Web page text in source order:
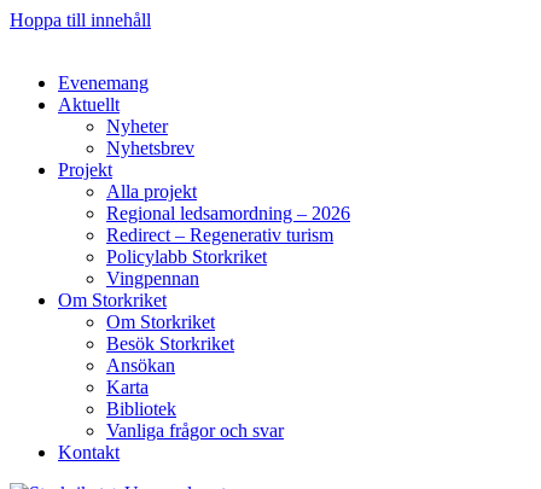
Hoppa till innehåll
Evenemang
Aktuellt
Nyheter
Nyhetsbrev
Projekt
Alla projekt
Regional ledsamordning – 2026
Redirect – Regenerativ turism
Policylabb Storkriket
Vingpennan
Om Storkriket
Om Storkriket
Besök Storkriket
Ansökan
Karta
Bibliotek
Vanliga frågor och svar
Kontakt